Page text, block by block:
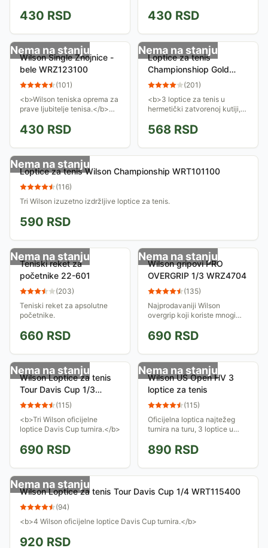
430 RSD 430 RSD
Nema na stanju
Wilson Single Znojnice -
bele WRZ123100
(101)
<b>Wilson teniska oprema za
prave ljubitelje tenisa.</b>
430 RSD
Nema na stanju
Loptice za tenis
Championshiop Gold
11935
(201)
<b>3 loptice za tenis u
hermetički zatvorenoj kutiji,
568 RSD
Nema na stanju
Loptice za tenis Wilson Championship WRT101100
(116)
Tri Wilson izuzetno izdržljive loptice za tenis.
590 RSD
Nema na stanju
Teniski reket za
početnike 22-601
(203)
Teniski reket za apsolutne
početnike.
660 RSD
Nema na stanju
Wilson gripovi PRO
OVERGRIP 1/3 WRZ4704
(135)
Najprodavaniji Wilson
overgrip koji koriste mnogi
kojima su i Roger Federer i
690 RSD
Nema na stanju
Wilson Loptice za tenis
Tour Davis Cup 1/3
WRT105900
(115)
<b>Tri Wilson oficijelne
loptice Davis Cup turnira.</b>
690 RSD
Nema na stanju
Wilson US Open HV 3
loptice za tenis
(115)
Oficijelna loptica najtežeg
turnira na turu, 3 loptice u
890 RSD
Nema na stanju
Wilson Loptice za tenis Tour Davis Cup 1/4 WRT115400
(94)
<b>4 Wilson oficijelne loptice Davis Cup turnira.</b>
920 RSD